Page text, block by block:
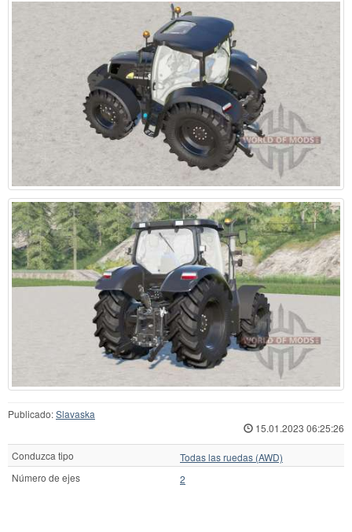
Publicado:Slavaska
15.01.2023 06:25:26
Conduzca tipo
Todas las ruedas (AWD)
Número de ejes
2